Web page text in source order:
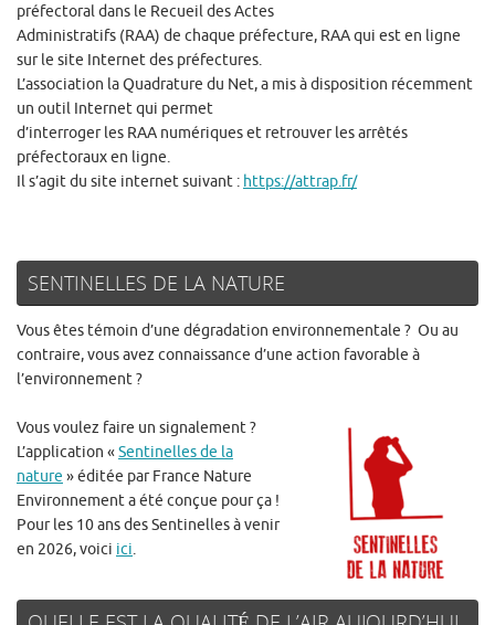
préfectoral dans le Recueil des Actes
Administratifs (RAA) de chaque préfecture, RAA qui est en ligne
sur le site Internet des préfectures.
L’association la Quadrature du Net, a mis à disposition récemment
un outil Internet qui permet
d’interroger les RAA numériques et retrouver les arrêtés
préfectoraux en ligne.
Il s’agit du site internet suivant : https://attrap.fr/
SENTINELLES DE LA NATURE
Vous êtes témoin d’une dégradation environnementale ? Ou au
contraire, vous avez connaissance d’une action favorable à
l’environnement ?
Vous voulez faire un signalement ?
L’application «Sentinelles de la
nature » éditée par France Nature
Environnement a été conçue pour ça !
Pour les 10 ans des Sentinelles à venir
en 2026, voici ici.